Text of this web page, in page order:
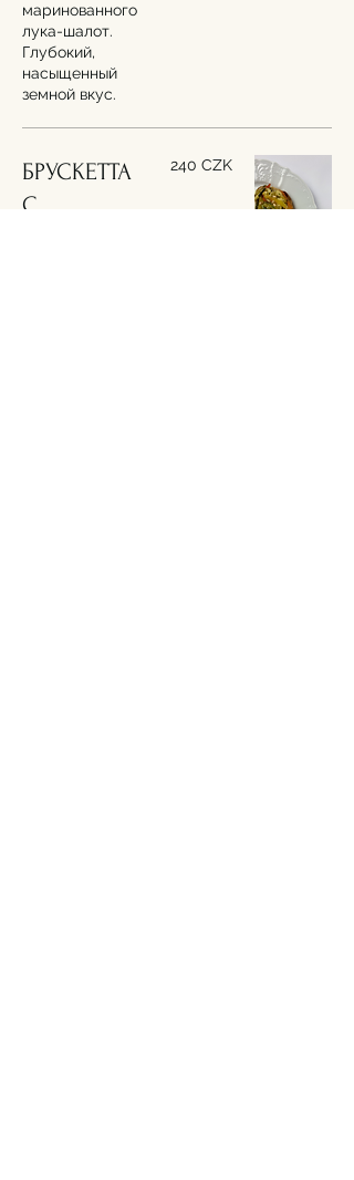
маринованного
лука-шалот.
Глубокий,
насыщенный
земной вкус.
БРУСКЕТТА
С
240 CZK